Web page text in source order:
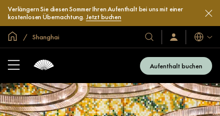
Verlängern Sie diesen Sommer Ihren Aufenthalt bei uns mit einer
kostenlosen Übernachtung. Jetzt buchen
In der Welt zu Hause
Shanghai
Unsere
Hotels
und
Resorts
Anmelden/Jetzt
beitreten
Sprachen
Aufenthalt buchen